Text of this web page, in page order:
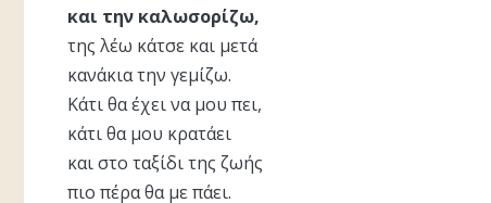
και την καλωσορίζω,
της λέω κάτσε και μετά
κανάκια την γεμίζω.
Κάτι θα έχει να μου πει,
κάτι θα μου κρατάει
και στο ταξίδι της ζωής
πιο πέρα θα με πάει.